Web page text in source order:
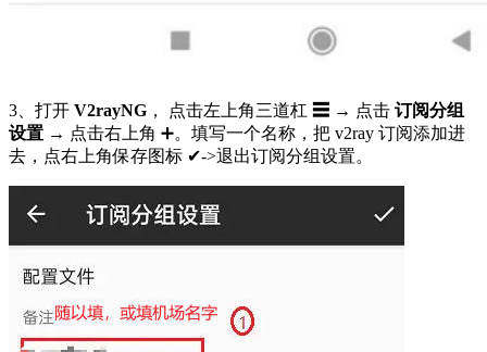
3、打开 V2rayNG ， 点击左上角三道杠 ☰ → 点击 订阅分组
设置 → 点击右上角 ➕。填写一个名称，把 v2ray 订阅添加进
去，点右上角保存图标 ✔->退出订阅分组设置。